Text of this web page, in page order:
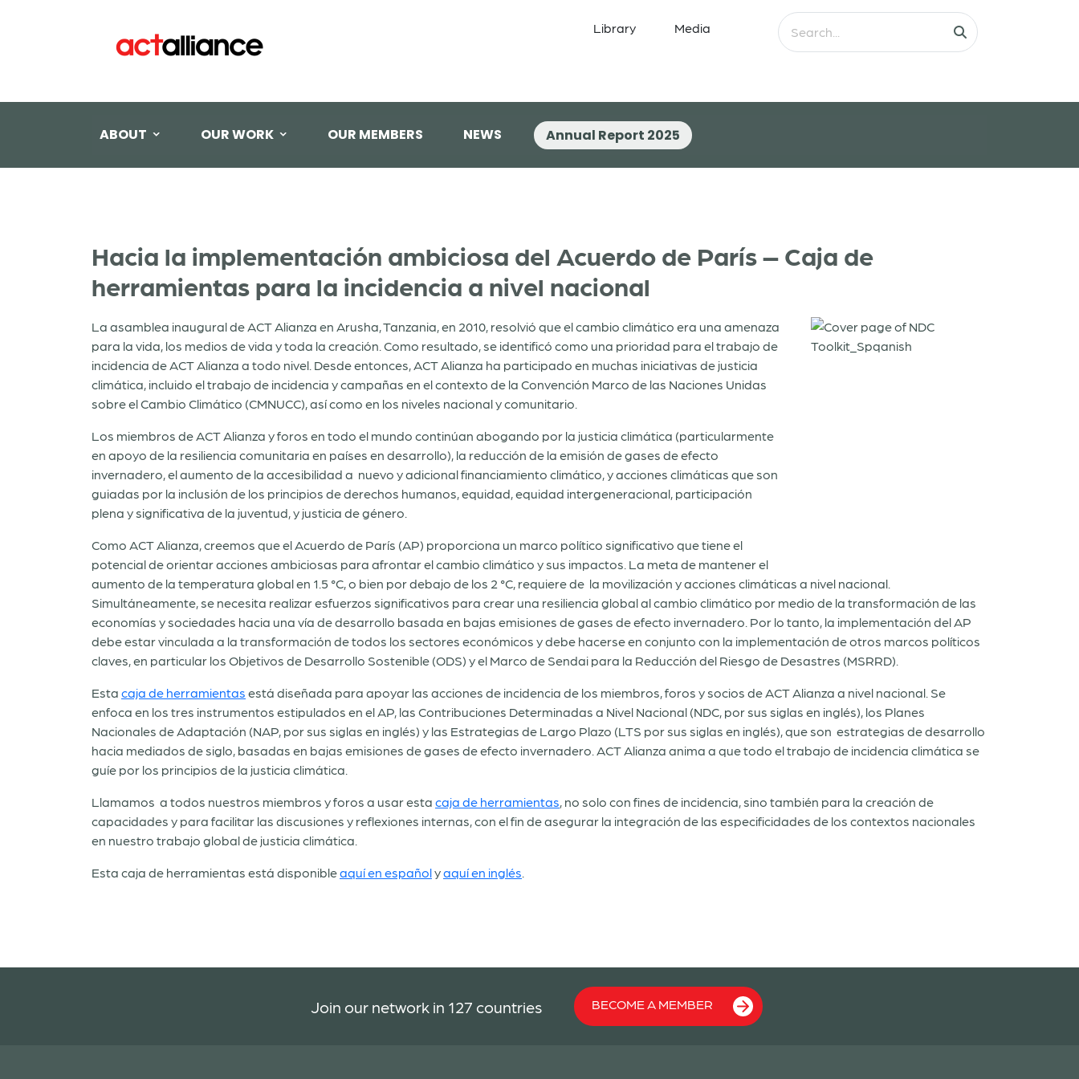
Library Media
ABOUT OUR WORK OUR MEMBERS NEWS Annual Report 2025
Hacia la implementación ambiciosa del Acuerdo de París – Caja de
herramientas para la incidencia a nivel nacional
La asamblea inaugural de ACT Alianza en Arusha, Tanzania, en 2010, resolvió que el cambio climático era una amenaza
para la vida, los medios de vida y toda la creación. Como resultado, se identificó como una prioridad para el trabajo de
incidencia de ACT Alianza a todo nivel. Desde entonces, ACT Alianza ha participado en muchas iniciativas de justicia
climática, incluido el trabajo de incidencia y campañas en el contexto de la Convención Marco de las Naciones Unidas
sobre el Cambio Climático (CMNUCC), así como en los niveles nacional y comunitario.
Los miembros de ACT Alianza y foros en todo el mundo continúan abogando por la justicia climática (particularmente
en apoyo de la resiliencia comunitaria en países en desarrollo), la reducción de la emisión de gases de efecto
invernadero, el aumento de la accesibilidad a nuevo y adicional financiamiento climático, y acciones climáticas que son
guiadas por la inclusión de los principios de derechos humanos, equidad, equidad intergeneracional, participación
plena y significativa de la juventud, y justicia de género.
Como ACT Alianza, creemos que el Acuerdo de París (AP) proporciona un marco político significativo que tiene el
potencial de orientar acciones ambiciosas para afrontar el cambio climático y sus impactos. La meta de mantener el
aumento de la temperatura global en 1.5 °C, o bien por debajo de los 2 °C, requiere de la movilización y acciones climáticas a nivel nacional.
Simultáneamente, se necesita realizar esfuerzos significativos para crear una resiliencia global al cambio climático por medio de la transformación de las
economías y sociedades hacia una vía de desarrollo basada en bajas emisiones de gases de efecto invernadero. Por lo tanto, la implementación del AP
debe estar vinculada a la transformación de todos los sectores económicos y debe hacerse en conjunto con la implementación de otros marcos políticos
claves, en particular los Objetivos de Desarrollo Sostenible (ODS) y el Marco de Sendai para la Reducción del Riesgo de Desastres (MSRRD).
Esta caja de herramientas está diseñada para apoyar las acciones de incidencia de los miembros, foros y socios de ACT Alianza a nivel nacional. Se
enfoca en los tres instrumentos estipulados en el AP, las Contribuciones Determinadas a Nivel Nacional (NDC, por sus siglas en inglés), los Planes
Nacionales de Adaptación (NAP, por sus siglas en inglés) y las Estrategias de Largo Plazo (LTS por sus siglas en inglés), que son estrategias de desarrollo
hacia mediados de siglo, basadas en bajas emisiones de gases de efecto invernadero. ACT Alianza anima a que todo el trabajo de incidencia climática se
guíe por los principios de la justicia climática.
Llamamos a todos nuestros miembros y foros a usar esta caja de herramientas, no solo con fines de incidencia, sino también para la creación de
capacidades y para facilitar las discusiones y reflexiones internas, con el fin de asegurar la integración de las especificidades de los contextos nacionales
en nuestro trabajo global de justicia climática.
Esta caja de herramientas está disponibleaquí en españolyaquí en inglés
Join our network in 127 countries BECOME A MEMBER